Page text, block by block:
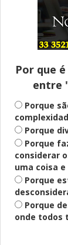
Por que
entre
Porque
Porque
Porque
considerar
uma coisa
Porque
Porque
onde todos